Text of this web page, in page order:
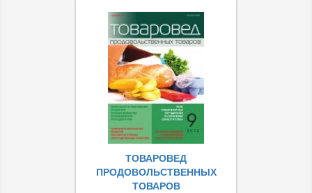
ТОВАРОВЕД
ПРОДОВОЛЬСТВЕННЫХ
ТОВАРОВ